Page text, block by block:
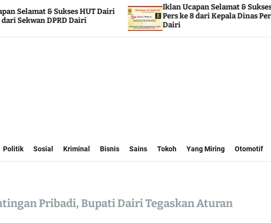
Dairi
Iklan Ucapan Selamat & Sukses HUT Dairi
Pers ke 8 dari Kepala Dinas Perhubungan
Dairi
Politik Sosial Kriminal Bisnis Sains Tokoh Yang Miring Otomotif
Pribadi, Bupati Dairi Tegaskan Aturan